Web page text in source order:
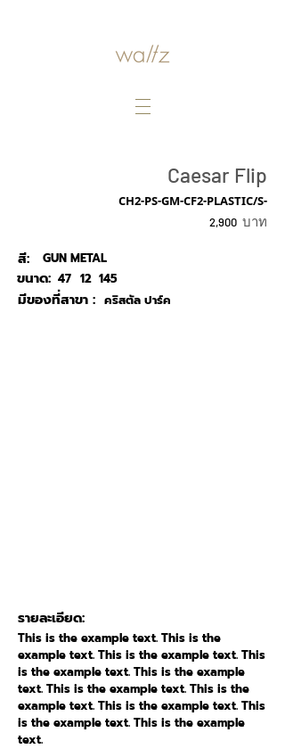
Caesar Flip
CH2-PS-GM-CF2-PLASTIC/S-
2,900 บาท
สี:
GUN METAL
47
ขนาด: 12 145
คริสตัล ปาร์ค
มีของที่สาขา :
รายละเอียด:
This is the example text. This is the
example text. This is the example text. This
is the example text. This is the example
text. This is the example text. This is the
example text. This is the example text. This
is the example text. This is the example
text.